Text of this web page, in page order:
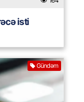
isti
Gündəm